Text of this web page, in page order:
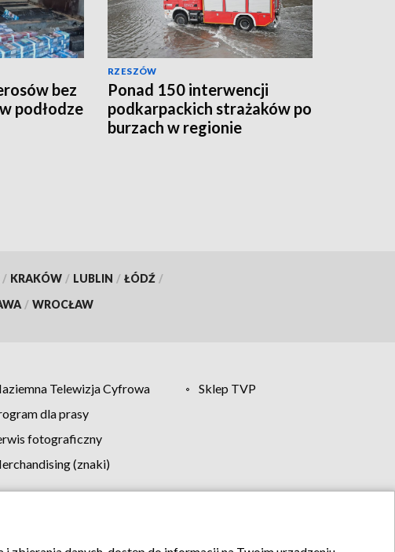
bez
podłodze
RZESZÓW
Ponad 150 interwencji
podkarpackich strażaków po
burzach w regionie
/ KRAKÓW / LUBLIN / ŁÓDŹ /
/ WROCŁAW
Telewizja Cyfrowa
Sklep TVP
dla prasy
fotograficzny
(znaki)
reklamy Kontakt